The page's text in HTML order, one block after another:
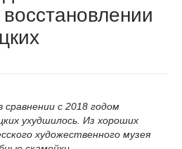
с 2018 годом
ухудшилось. Из хороших
художественного музея